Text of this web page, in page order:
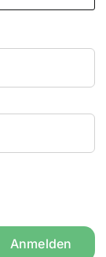
Anmelden